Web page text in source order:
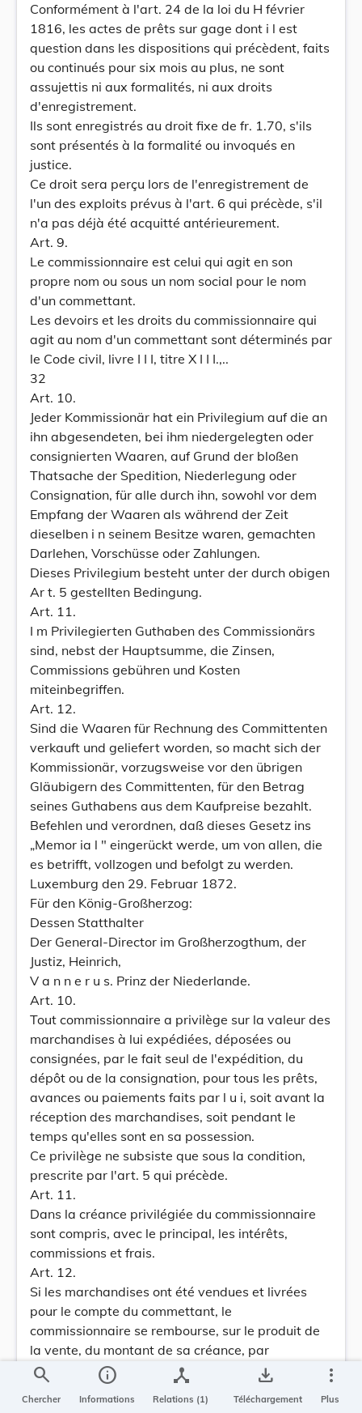
Conformément à l'art. 24 de la loi du H février
1816, les actes de prêts sur gage dont i l est
question dans les dispositions qui précèdent, faits
ou continués pour six mois au plus, ne sont
assujettis ni aux formalités, ni aux droits
d'enregistrement.
Ils sont enregistrés au droit fixe de fr. 1.70, s'ils
sont présentés à la formalité ou invoqués en
justice.
Ce droit sera perçu lors de l'enregistrement de
l'un des exploits prévus à l'art. 6 qui précède, s'il
n'a pas déjà été acquitté antérieurement.
Art. 9.
Le commissionnaire est celui qui agit en son
propre nom ou sous un nom social pour le nom
d'un commettant.
Les devoirs et les droits du commissionnaire qui
agit au nom d'un commettant sont déterminés par
le Code civil, livre I I I, titre X I I I.,..
32
Art. 10.
Jeder Kommissionär hat ein Privilegium auf die an
ihn abgesendeten, bei ihm niedergelegten oder
consignierten Waaren, auf Grund der bloßen
Thatsache der Spedition, Niederlegung oder
Consignation, für alle durch ihn, sowohl vor dem
Empfang der Waaren als während der Zeit
dieselben i n seinem Besitze waren, gemachten
Darlehen, Vorschüsse oder Zahlungen.
Dieses Privilegium besteht unter der durch obigen
Ar t. 5 gestellten Bedingung.
Art. 11.
I m Privilegierten Guthaben des Commissionärs
sind, nebst der Hauptsumme, die Zinsen,
Commissions gebühren und Kosten
miteinbegriffen.
Art. 12.
Sind die Waaren für Rechnung des Committenten
verkauft und geliefert worden, so macht sich der
Kommissionär, vorzugsweise vor den übrigen
Gläubigern des Committenten, für den Betrag
seines Guthabens aus dem Kaufpreise bezahlt.
Befehlen und verordnen, daß dieses Gesetz ins
„Memor ia l " eingerückt werde, um von allen, die
es betrifft, vollzogen und befolgt zu werden.
Luxemburg den 29. Februar 1872.
Für den König-Großherzog:
Dessen Statthalter
Der General-Director im Großherzogthum, der
Justiz, Heinrich,
V a n n e r u s. Prinz der Niederlande.
Art. 10.
Tout commissionnaire a privilège sur la valeur des
marchandises à lui expédiées, déposées ou
consignées, par le fait seul de l'expédition, du
dépôt ou de la consignation, pour tous les prêts,
avances ou paiements faits par l u i, soit avant la
réception des marchandises, soit pendant le
temps qu'elles sont en sa possession.
Ce privilège ne subsiste que sous la condition,
prescrite par l'art. 5 qui précède.
Art. 11.
Dans la créance privilégiée du commissionnaire
sont compris, avec le principal, les intérêts,
commissions et frais.
Art. 12.
Si les marchandises ont été vendues et livrées
pour le compte du commettant, le
commissionnaire se rembourse, sur le produit de
la vente, du montant de sa créance, par
préférence aux créanciers du commettant.
Mandons et ordonnons que la présente loi soit
insérée au Mémorial, pour être exécutée et
search
Chercher
info
Informations
device_hub
Relations (1)
save_alt
Téléchargement
more_vert
Plus